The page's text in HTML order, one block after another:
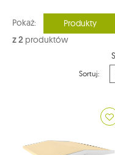
Pokaż: Produkty
z 2 produktów
Sortuj: